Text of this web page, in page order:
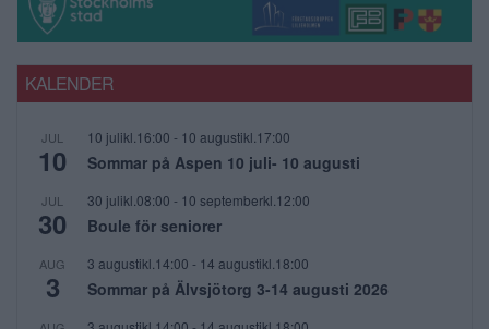
KALENDER
JUL
10
10 julikl.16:00 - 10 augustikl.17:00
Sommar på Aspen 10 juli- 10 augusti
JUL
30
30 julikl.08:00 - 10 septemberkl.12:00
Boule för seniorer
AUG
3
3 augustikl.14:00 - 14 augustikl.18:00
Sommar på Älvsjötorg 3-14 augusti 2026